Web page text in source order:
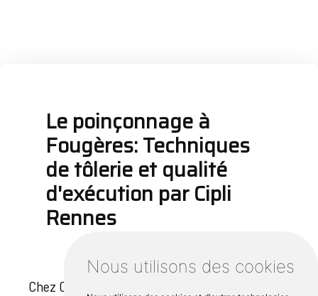
Nous utilisons des cookies
Le poinçonnage à
Fougères: Techniques
de tôlerie et qualité
d'exécution par Cipli
Rennes
Chez Cipli Rennes, le poinçonnage à Fougères